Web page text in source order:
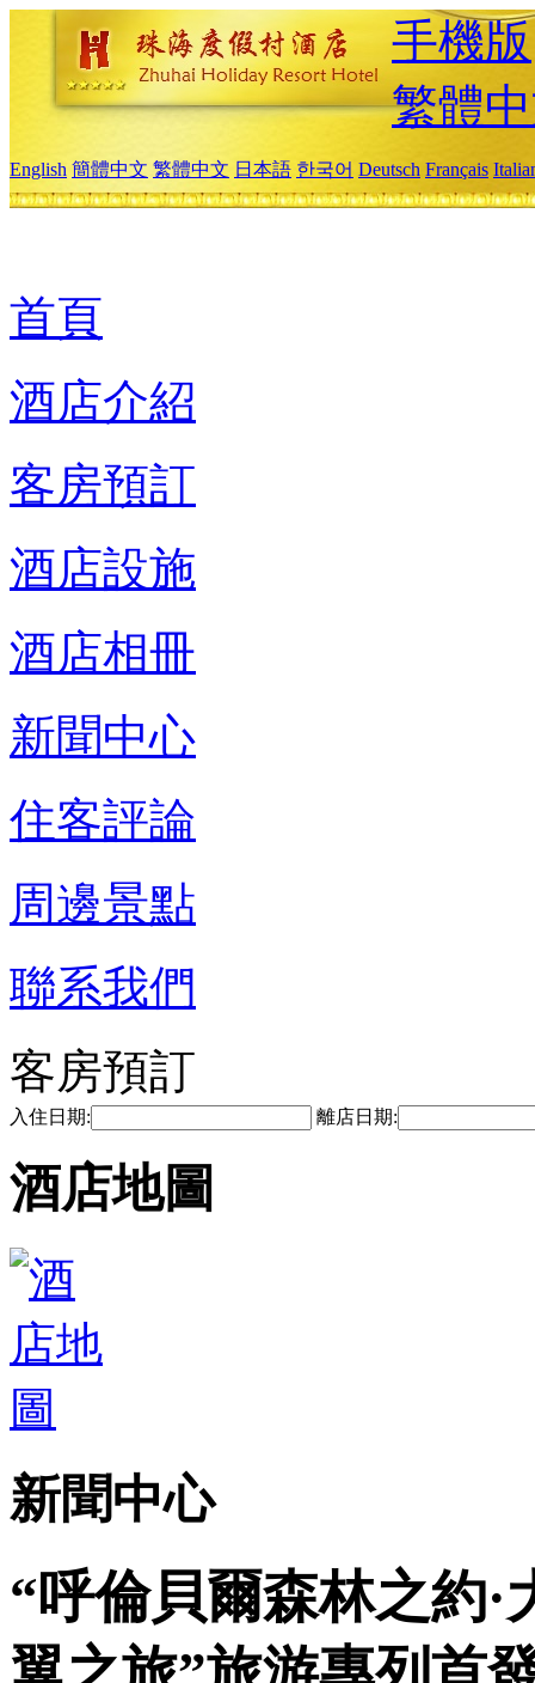
手機版
繁體
English 簡體中文 繁體中文 日本語 한국어 Deutsch Français
首頁
酒店介紹
客房預訂
酒店設施
酒店相冊
新聞中心
住客評論
周邊景點
聯系我們
客房預訂
入住日期: 離店日期:
酒店地圖
新聞中心
“呼倫貝爾森林之約·